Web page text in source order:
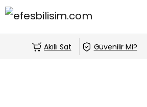
Akıllı Sat Güvenilir Mi?